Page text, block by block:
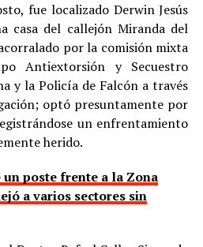
fue localizado Derwin Jesús
casa del callejón Miranda del
por la comisión mixta
Antiextorsión y Secuestro
y la Policía de Falcón a través
optó presuntamente por
un enfrentamiento
herido.
un poste frente a la Zona
a varios sectores sin